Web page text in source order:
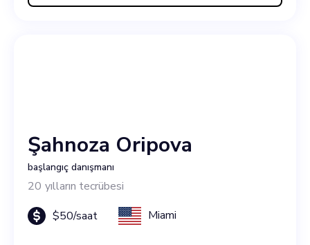
Şahnoza Oripova
başlangıç danışmanı
20 yılların tecrübesi
$50/saat Miami